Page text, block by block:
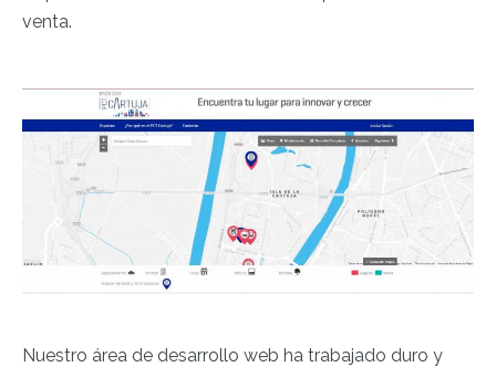
venta.
Nuestro área de desarrollo web ha trabajado duro y